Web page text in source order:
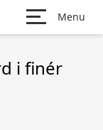
Menu
i finér